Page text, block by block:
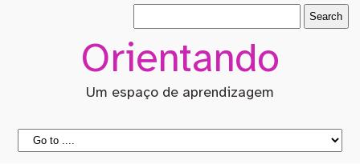
Orientando
Um espaço de aprendizagem